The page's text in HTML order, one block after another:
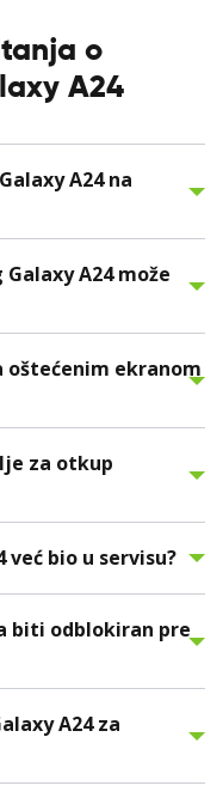
o
A24
A24 na
A24 može
oštećenim ekranom
za otkup
već bio u servisu?
biti odblokiran pre
A24 za